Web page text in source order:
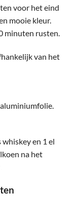
voor het eind
mooie kleur.
minuten rusten.
van het
en 1 el
na het